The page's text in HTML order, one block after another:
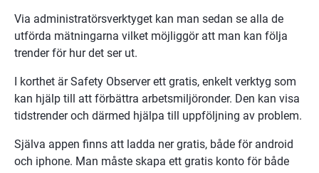
Via administratörsverktyget kan man sedan se alla de
utförda mätningarna vilket möjliggör att man kan följa
trender för hur det ser ut.
I korthet är Safety Observer ett gratis, enkelt verktyg som
kan hjälp till att förbättra arbetsmiljöronder. Den kan visa
tidstrender och därmed hjälpa till uppföljning av problem.
Själva appen finns att ladda ner gratis, både för android
och iphone. Man måste skapa ett gratis konto för både